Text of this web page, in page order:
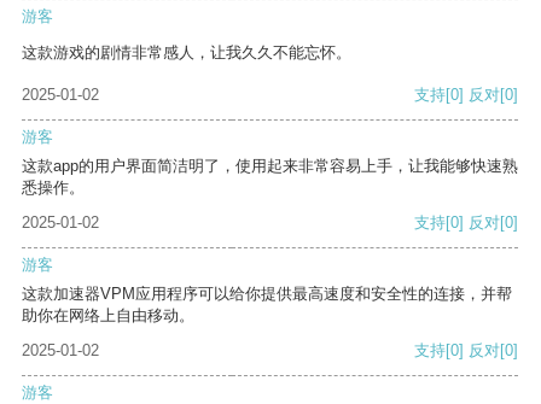
游客
这款游戏的剧情非常感人，让我久久不能忘怀。
2025-01-02 支持[0] 反对[0]
游客
这款app的用户界面简洁明了，使用起来非常容易上手，让我能够快速熟
悉操作。
2025-01-02
支持[0] 反对[0]
游客
这款加速器VPM应用程序可以给你提供最高速度和安全性的连接，并帮
助你在网络上自由移动。
2025-01-02
支持[0] 反对[0]
游客